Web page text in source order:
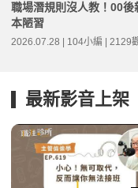
職場潛規則沒人教！00
本陋習
2026.07.28 | 104小編 | 2129
最新影音上架